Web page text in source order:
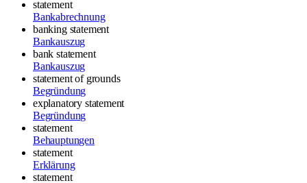
statement
Bankabrechnung
banking statement
Bankauszug
bank statement
Bankauszug
statement of grounds
Begründung
explanatory statement
Begründung
statement
Behauptungen
statement
Erklärung
statement